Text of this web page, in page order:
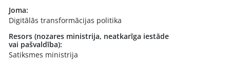
Joma:
Digitālās transformācijas politika
Resors (nozares ministrija, neatkarīga iestāde
vai pašvaldība):
Satiksmes ministrija